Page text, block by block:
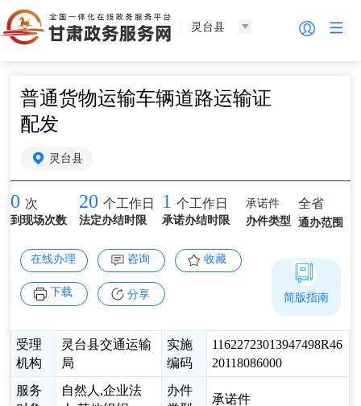
灵台县
普通货物运输车辆道路运输证
配发
灵台县
0 次
到现场次数
20 个工作日
法定办结时限
1 个工作日
承诺办结时限
承诺件
办件类型
全省
通办范围
在线办理 咨询 收藏
下载 分享
受理
机构
灵台县交通运输
局
实施
编码
11622723013947498R46
20118086000
服务
自然人,企业法
办件
承诺件
简版指南